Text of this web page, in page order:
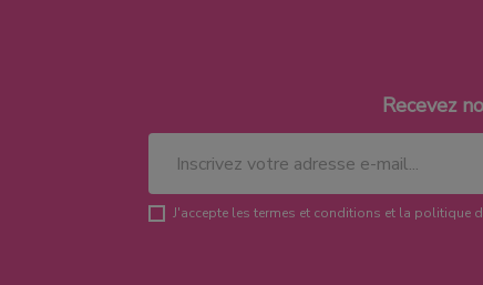
Recevez
J'accepte les termes et conditions et la politique